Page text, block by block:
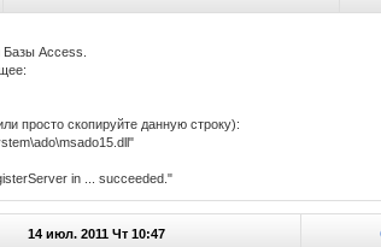
Базы Access.
просто скопируйте данную строку):
in ... succeeded."
14 июл. 2011 Чт 10:47